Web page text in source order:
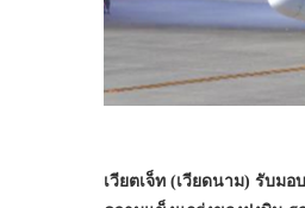
เวียตเจ็ท (เวียดนาม) รับมอ